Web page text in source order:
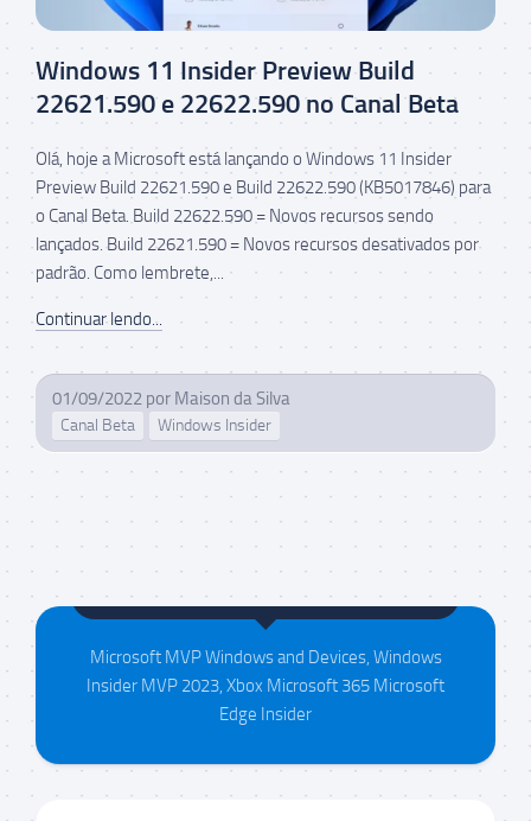
Windows 11 Insider Preview Build
22621.590 e 22622.590 no Canal Beta
Olá, hoje a Microsoft está lançando o Windows 11 Insider
Preview Build 22621.590 e Build 22622.590 (KB5017846) para
o Canal Beta. Build 22622.590 = Novos recursos sendo
lançados. Build 22621.590 = Novos recursos desativados por
padrão. Como lembrete,...
Continuar lendo...
01/09/2022 por Maison da Silva
Canal Beta Windows Insider
Maison da Silva
Microsoft MVP Windows and Devices, Windows
Insider MVP 2023, Xbox Microsoft 365 Microsoft
Edge Insider